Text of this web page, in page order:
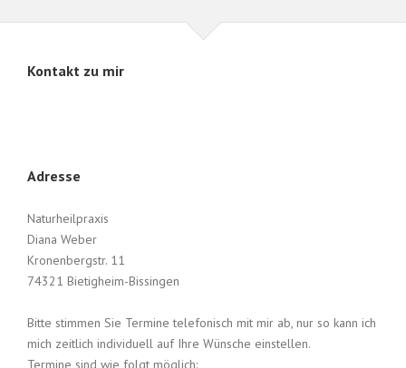
Kontakt zu mir
Adresse
Naturheilpraxis
Diana Weber
Kronenbergstr. 11
74321 Bietigheim-Bissingen
Bitte stimmen Sie Termine telefonisch mit mir ab, nur so kann ich
mich zeitlich individuell auf Ihre Wünsche einstellen.
Termine sind wie folgt möglich: